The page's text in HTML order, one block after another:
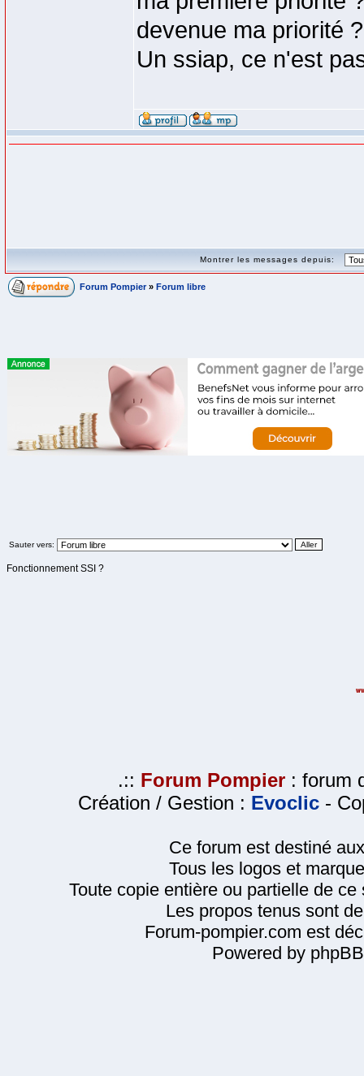
devenue ma priorité
Un ssiap, ce n'est
Montrer les messages depuis:
Forum Pompier » Forum libre
Sauter vers:
Fonctionnement SSI ?
.:: Forum Pompier : forum
Création / Gestion : Evoclic -
Ce forum est destiné
Tous les logos et
Toute copie entière ou partielle de
Les propos tenus sont
Forum-pompier.com est
Powered by